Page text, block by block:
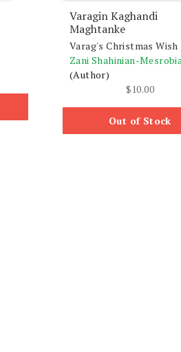
Varagin Kaghandi
Maghtanke
Varag's Christmas Wish
Zani Shahinian-
(Author)
$10.00
Out of Stock